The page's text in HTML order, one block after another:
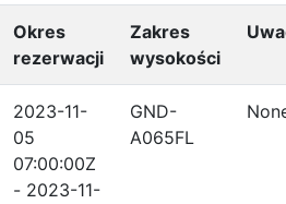
Okres
rezerwacji
Zakres
wysokości
2023-11-
05
07:00:00Z
- 2023-11-
GND-
A065FL